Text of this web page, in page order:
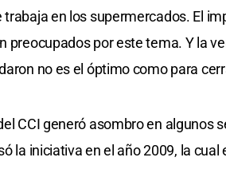
en los supermercados. El
preocupados por este tema. Y la
no es el óptimo como para
CCI generó asombro en algunos
la iniciativa en el año 2009, la